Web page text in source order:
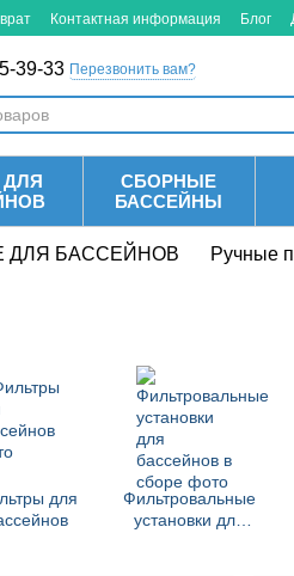
Контактная информация Блог
39-33 Перезвонить вам?
СБОРНЫЕ
БАССЕЙНЫ
ДЛЯ БАССЕЙНОВ Ручные
для
Фильтровальные
установки для